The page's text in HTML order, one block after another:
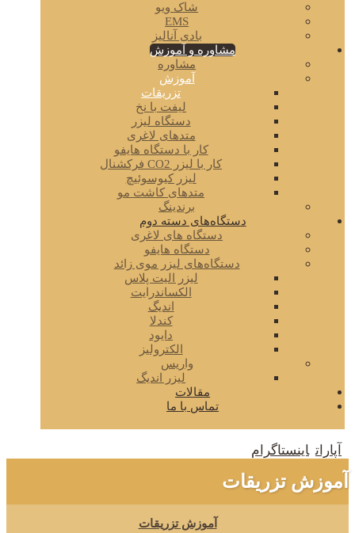
شاک ویو
EMS
بادی آنالیز
مشاوره و آموزش
مشاوره
آموزش
تزریقات
لیفت با نخ
دستگاه لیزر
متدهای لاغری
کار با دستگاه هایفو
کار با لیزر CO2 فرکشنال
لیزر کیوسوئیچ
متدهای کاشت مو
برندینگ
دستگاه‌های دسته دوم
دستگاه های لاغری
دستگاه هایفو
دستگاه‌های لیزر موی زائد
لیزر الیت پلاس
الکساندرایت
اندیگ
کندلا
دایود
الکترولیز
واریس
لیزر اندیگ
مقالات
تماس با ما
آپارات اینستاگرام
آموزش تزریقات
آموزش تزریقات